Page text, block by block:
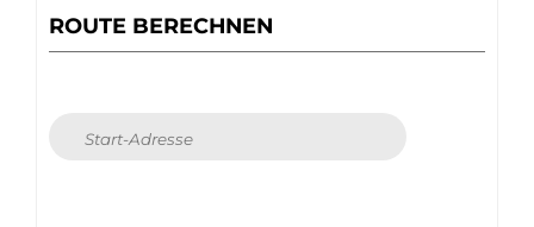
ROUTE BERECHNEN